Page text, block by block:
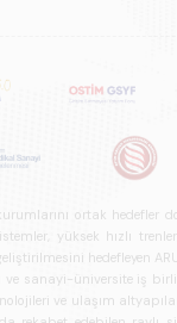
ortak
yüksek hızlı
hedefleyen
sanayi-üniversite iş
ve ulaşım